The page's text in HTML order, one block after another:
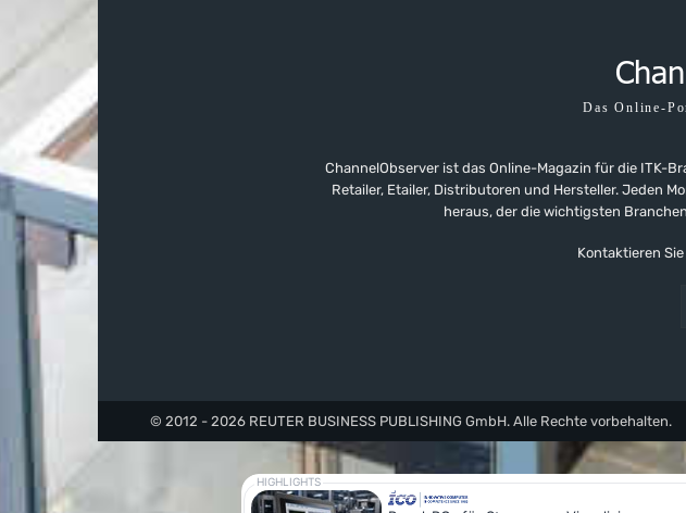
Das Online-
ChannelObserver ist das Online-Magazin für die ITK-
Retailer, Etailer, Distributoren und Hersteller. Jeden
heraus, der die wichtigsten
Kontaktieren
© 2012 - 2026 REUTER BUSINESS PUBLISHING GmbH. Alle Rechte vorbehalten.